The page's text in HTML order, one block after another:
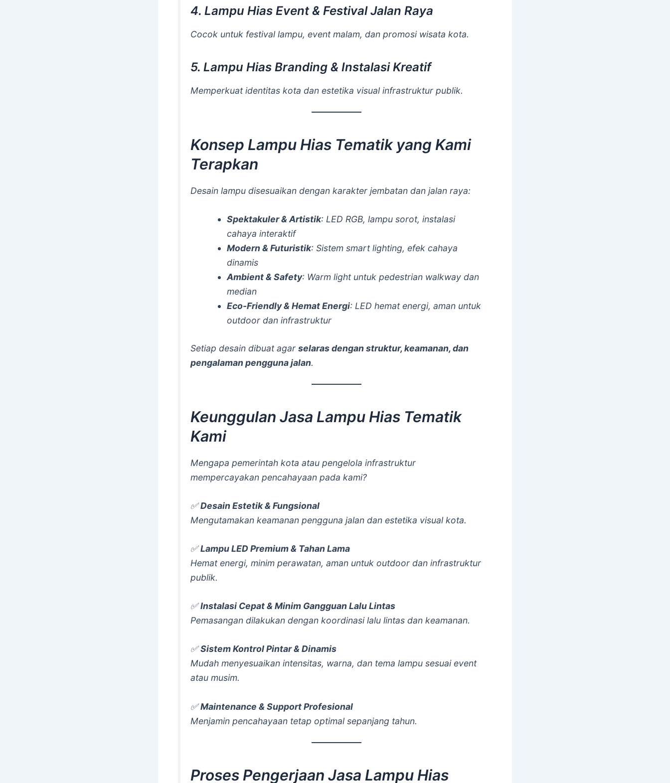
4. Lampu Hias Event & Festival Jalan Raya
Cocok untuk festival lampu, event malam, dan promosi wisata kota.
5. Lampu Hias Branding & Instalasi Kreatif
Memperkuat identitas kota dan estetika visual infrastruktur publik.
Konsep Lampu Hias Tematik yang Kami
Terapkan
Desain lampu disesuaikan dengan karakter jembatan dan jalan raya:
Spektakuler & Artistik: LED RGB, lampu sorot, instalasi
cahaya interaktif
Modern & Futuristik: Sistem smart lighting, efek cahaya
dinamis
Ambient & Safety: Warm light untuk pedestrian walkway dan
median
Eco-Friendly & Hemat Energi: LED hemat energi, aman untuk
outdoor dan infrastruktur
Setiap desain dibuat agar selaras dengan struktur, keamanan, dan
pengalaman pengguna jalan.
Keunggulan Jasa Lampu Hias Tematik
Kami
Mengapa pemerintah kota atau pengelola infrastruktur
mempercayakan pencahayaan pada kami?
✅Desain Estetik & Fungsional
Mengutamakan keamanan pengguna jalan dan estetika visual kota.
✅Lampu LED Premium & Tahan Lama
Hemat energi, minim perawatan, aman untuk outdoor dan infrastruktur
publik.
✅Instalasi Cepat & Minim Gangguan Lalu Lintas
Pemasangan dilakukan dengan koordinasi lalu lintas dan keamanan.
✅Sistem Kontrol Pintar & Dinamis
Mudah menyesuaikan intensitas, warna, dan tema lampu sesuai event
atau musim.
✅Maintenance & Support Profesional
Menjamin pencahayaan tetap optimal sepanjang tahun.
Proses Pengerjaan Jasa Lampu Hias